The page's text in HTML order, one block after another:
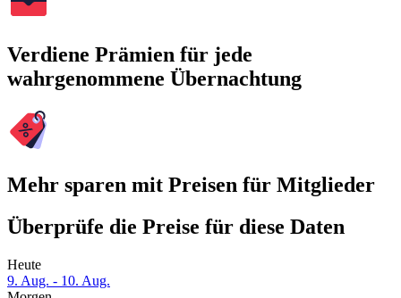
Verdiene Prämien für jede
wahrgenommene Übernachtung
Mehr sparen mit Preisen für Mitglieder
Überprüfe die Preise für diese Daten
Heute
9. Aug. - 10. Aug.